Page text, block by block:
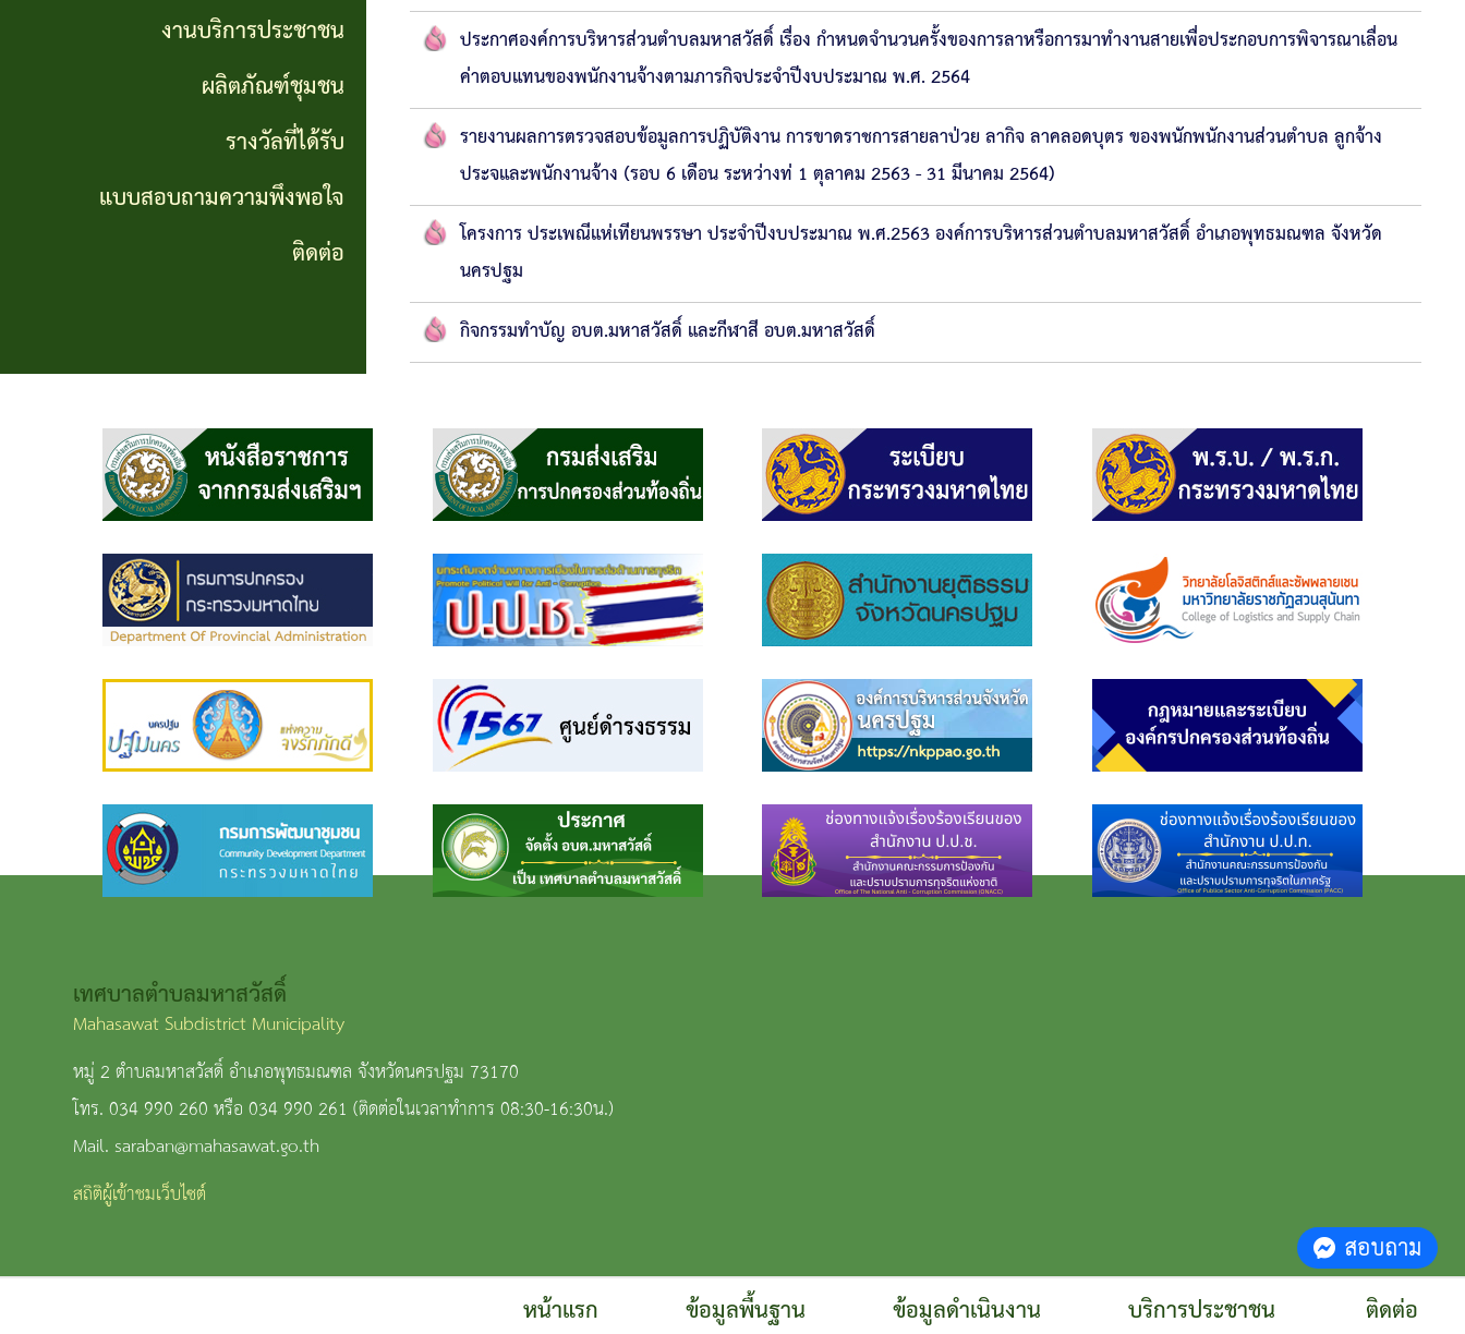
ติดต่อ
บริการประชาชน
ข้อมูลดำเนินงาน
ข้อมูลพื้นฐาน
หน้าแรก
การ
การ
นายก
อบต.
งาน
บริการ
ประชาชน
ผลิตภัณฑ์
ชุมชน
รางวัล
ที่ได้
รับ
แบบสอบถาม
พอใจ
ติดต่อ
งานบริการประชาชน
ผลิตภัณฑ์ชุมชน
รางวัลที่ได้รับ
แบบสอบถามความพึงพอใจ
ติดต่อ
ประกาศองค์การบริหารส่วนตำบลมหาสวัสดิ์ เรื่อง กำหนดจำนวนครั้งของการลาหรือการมาทำงานสายเพื่อประกอบการพิจารณาเลื่อน
ค่าตอบแทนของพนักงานจ้างตามภารกิจประจำปีงบประมาณ พ.ศ. 2564
รายงานผลการตรวจสอบข้อมูลการปฏิบัติงาน การขาดราชการสายลาป่วย ลากิจ ลาคลอดบุตร ของพนักพนักงานส่วนตำบล ลูกจ้าง
ประจและพนักงานจ้าง (รอบ 6 เดือน ระหว่างท่ 1 ตุลาคม 2563 - 31 มีนาคม 2564)
โครงการ ประเพณีแห่เทียนพรรษา ประจำปีงบประมาณ พ.ศ.2563 องค์การบริหารส่วนตำบลมหาสวัสดิ์ อำเภอพุทธมณฑล จังหวัด
นครปฐม
กิจกรรมทำบัญ อบต.มหาสวัสดิ์ และกีฬาสี อบต.มหาสวัสดิ์
เทศบาลตำบลมหาสวัสดิ์
Mahasawat Subdistrict Municipality
หมู่ 2 ตำบลมหาสวัสดิ์ อำเภอพุทธมณฑล จังหวัดนครปฐม 73170
โทร. 034 990 260 หรือ 034 990 261 (ติดต่อในเวลาทำการ 08:30-16:30น.)
Mail. saraban@mahasawat.go.th
สถิติผู้เข้าชมเว็บไซต์
สอบถาม